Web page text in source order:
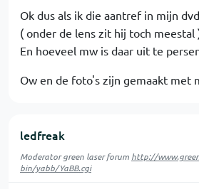
Ok dus als ik die aantref in mijn
( onder de lens zit hij toch meestal
En hoeveel mw is daar uit te
Ow en de foto's zijn gemaakt met
ledfreak
Moderator green laser forum http://
bin/yabb/YaBB.cgi